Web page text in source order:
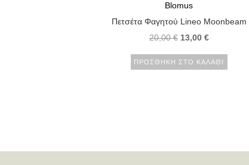
Blomus
Πετσέτα Φαγητού Lineo Moonbeam
20,00€ 13,00 €
ΠΡΟΣΘΉΚΗ ΣΤΟ ΚΑΛΆΘΙ